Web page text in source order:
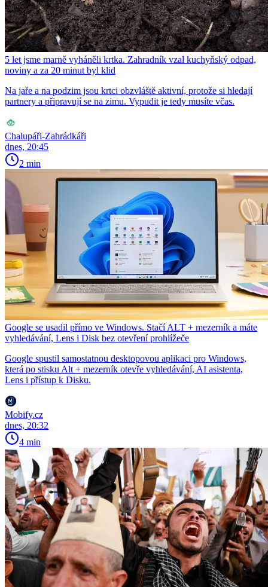
5 let jsme marně vyháněli krtka. Zahradník vzal kuchyňský odpad,
noviny a za 20 minut byl klid
Na jaře a na podzim jsou krtci obzvláště aktivní, protože si hledají
partnery a připravují se na zimu. Vypudit je tedy musíte včas.
Chalupáři-Zahrádkáři
dnes, 20:45
2 min
Google se usadil přímo ve Windows. Stačí ALT + mezerník a máte
vyhledávání, Lens i Disk bez otevření prohlížeče
Google spustil samostatnou desktopovou aplikaci pro Windows,
která po stisku Alt + mezerník otevře vyhledávání, AI asistenta,
Lens i přístup k Disku.
Mobify.cz
dnes, 20:32
4 min